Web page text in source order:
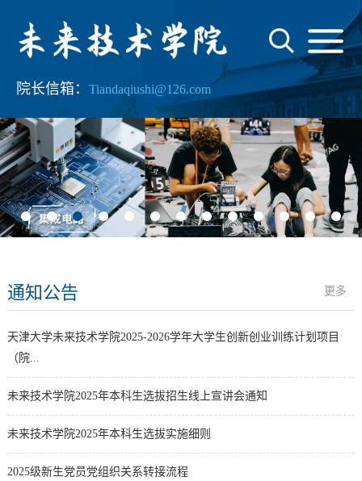
院长信箱： Tiandaqiushi@126.com
通知公告 更多
天津大学未来技术学院2025-2026学年大学生创新创业训练计划项目
（院...
未来技术学院2025年本科生选拔招生线上宣讲会通知
未来技术学院2025年本科生选拔实施细则
2025级新生党员党组织关系转接流程